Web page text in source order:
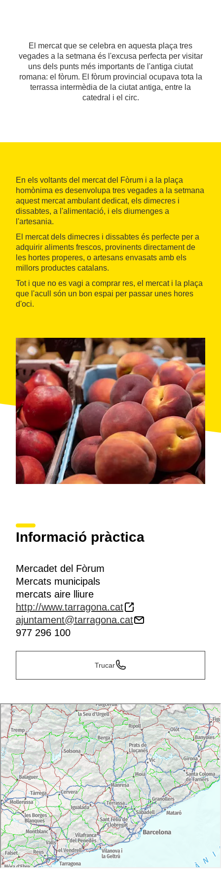
El mercat que se celebra en aquesta plaça tres
vegades a la setmana és l'excusa perfecta per visitar
uns dels punts més importants de l'antiga ciutat
romana: el fòrum. El fòrum provincial ocupava tota la
terrassa intermèdia de la ciutat antiga, entre la
catedral i el circ.
En els voltants del mercat del Fòrum i a la plaça
homònima es desenvolupa tres vegades a la setmana
aquest mercat ambulant dedicat, els dimecres i
dissabtes, a l'alimentació, i els diumenges a
l'artesania.
El mercat dels dimecres i dissabtes és perfecte per a
adquirir aliments frescos, provinents directament de
les hortes properes, o artesans envasats amb els
millors productes catalans.
Tot i que no es vagi a comprar res, el mercat i la plaça
que l'acull són un bon espai per passar unes hores
d'oci.
Informació pràctica
Mercadet del Fòrum
Mercats municipals
mercats aire lliure
http://www.tarragona.cat
ajuntament@tarragona.cat
977 296 100
Trucar